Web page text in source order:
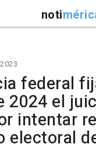
noti
federal
2024 el
intentar
electoral